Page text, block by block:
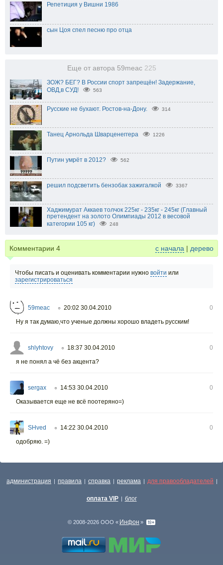
Репетиция у Вишни 1986
сын Цоя спел песню про отца
Еще от автора 59meac 225
ЗОЖ? БЕГ? В России спорт запрещён! Задержание,
ОВД,в СУД!
563
Русские не бухают. Ростов-на-Дону. 314
Танец Арнольда Шварценеггера 1226
Путин умрёт в 2012? 562
решил подсветить бензобак зажигалкой 3367
Хаджимурат Аккаев толчок 225кг - 235кг - 245кг (Главный
претендент на золото Олимпиады 2012 в весовой
категории 105 кг)
248
Комментарии 4 с начала | дерево
Чтобы писать и оценивать комментарии нужно войти или
зарегистрироваться
59meac ○ 20:02 30.04.2010
0
Ну я так думаю,что ученые должны хорошо владеть русским!
shlyhtovy ○ 18:37 30.04.2010
0
я не понял а чё без акцента?
sergax ○ 14:53 30.04.2010
0
Оказывается еще не всё поотеряно=)
SHved ○ 14:22 30.04.2010
0
одобряю. =)
администрация | правила | справка | реклама | для правообладателей |
оплата VIP | блог
© 2008-2026 ООО « Инфон »